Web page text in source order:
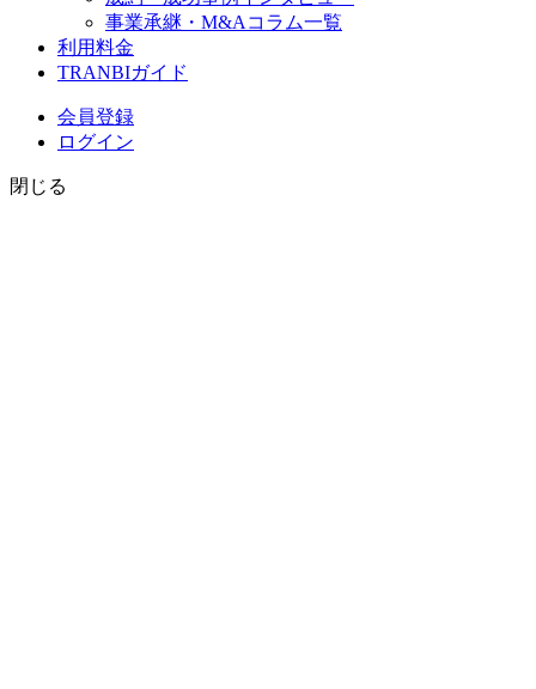
事業承継・M&Aコラム一覧
利用料金
TRANBIガイド
会員登録
ログイン
閉じる